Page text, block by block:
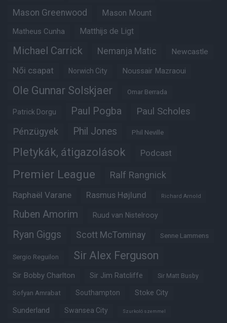
Mason Greenwood Mason Mount
Matheus Cunha Matthijs de Ligt
Michael Carrick Nemanja Matic Newcastle
Női csapat Norwich City Noussair Mazraoui
Ole Gunnar Solskjaer Omar Berrada
Patrick Dorgu Paul Pogba Paul Scholes
Pénzügyek Phil Jones Phil Neville
Pletykák, átigazolások Podcast
Premier League Ralf Rangnick
Raphaël Varane Rasmus Højlund Richard Arnold
Ruben Amorim Ruud van Nistelrooy
Ryan Giggs Scott McTominay Senne Lammens
Sergio Reguilon Sir Alex Ferguson
Sir Bobby Charlton Sir Jim Ratcliffe Sir Matt Busby
Sofyan Amrabat Southampton Stoke City
Sunderland Swansea City Szurkoló szemmel